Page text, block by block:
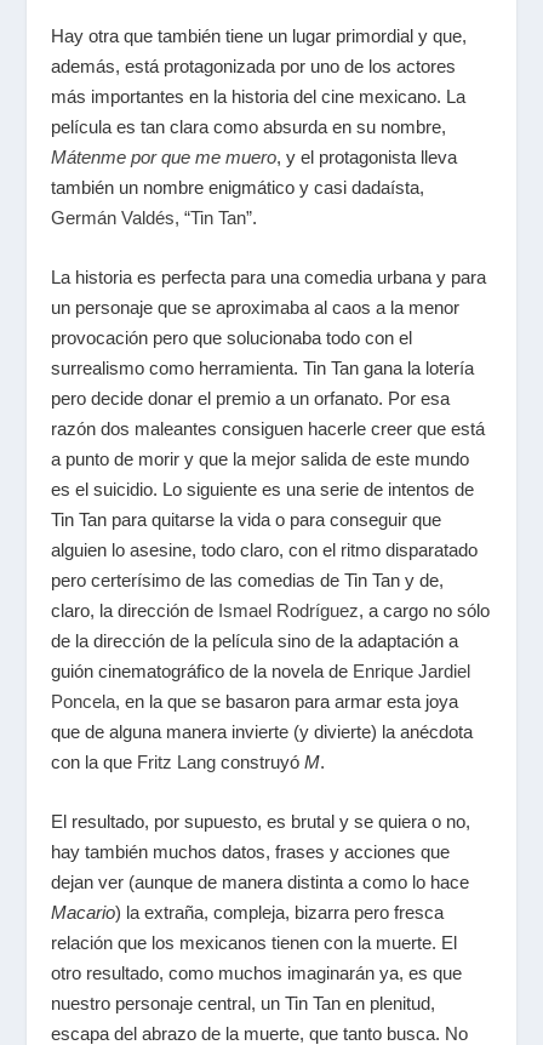
Hay otra que también tiene un lugar primordial y que,
además, está protagonizada por uno de los actores
más importantes en la historia del cine mexicano. La
película es tan clara como absurda en su nombre,
Mátenme por que me muero, y el protagonista lleva
también un nombre enigmático y casi dadaísta,
Germán Valdés, “Tin Tan”.
La historia es perfecta para una comedia urbana y para
un personaje que se aproximaba al caos a la menor
provocación pero que solucionaba todo con el
surrealismo como herramienta. Tin Tan gana la lotería
pero decide donar el premio a un orfanato. Por esa
razón dos maleantes consiguen hacerle creer que está
a punto de morir y que la mejor salida de este mundo
es el suicidio. Lo siguiente es una serie de intentos de
Tin Tan para quitarse la vida o para conseguir que
alguien lo asesine, todo claro, con el ritmo disparatado
pero certerísimo de las comedias de Tin Tan y de,
claro, la dirección de Ismael Rodríguez, a cargo no sólo
de la dirección de la película sino de la adaptación a
guión cinematográfico de la novela de Enrique Jardiel
Poncela, en la que se basaron para armar esta joya
que de alguna manera invierte (y divierte) la anécdota
con la que Fritz Lang construyóM.
El resultado, por supuesto, es brutal y se quiera o no,
hay también muchos datos, frases y acciones que
dejan ver (aunque de manera distinta a como lo hace
Macario) la extraña, compleja, bizarra pero fresca
relación que los mexicanos tienen con la muerte. El
otro resultado, como muchos imaginarán ya, es que
nuestro personaje central, un Tin Tan en plenitud,
escapa del abrazo de la muerte, que tanto busca. No